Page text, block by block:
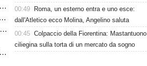
00:49
Roma, un esterno entra e uno esce:
dall'Atletico ecco Molina, Angelino saluta
00:45 Colpaccio della Fiorentina: Mastantuono
ciliegina sulla torta di un mercato da sogno